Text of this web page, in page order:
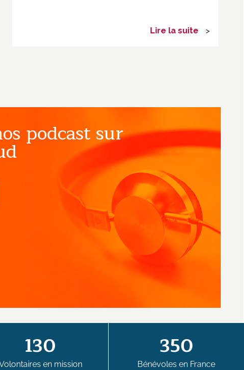
Lire la suite >
podcast sur
130
en mission
350
Bénévoles en France